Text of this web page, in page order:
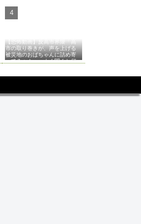
【恐怖動画】反高市界隈「高
市の取り巻きが、声を上げる
被災地のおばちゃんに詰め寄
ってるぅ！」→よく聞くと何